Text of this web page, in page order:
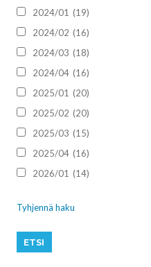
2024/01 (19)
2024/02 (16)
2024/03 (18)
2024/04 (16)
2025/01 (20)
2025/02 (20)
2025/03 (15)
2025/04 (16)
2026/01 (14)
Tyhjennä haku